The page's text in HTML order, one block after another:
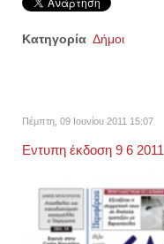
Κατηγορία Δήμοι
Πέμπτη, 09 Ιουνίου 2011 15:07
Εντυπη έκδοση 9 6 2011